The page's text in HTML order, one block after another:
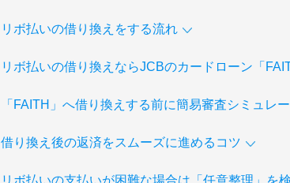
リボ払いの借り換えをする流れ
リボ払いの借り換えならJCBのカードローン「
「FAITH」へ借り換えする前に簡易審査シミュレ
借り換え後の返済をスムーズに進めるコツ
リボ払いの支払いが困難な場合は「任意整理」を